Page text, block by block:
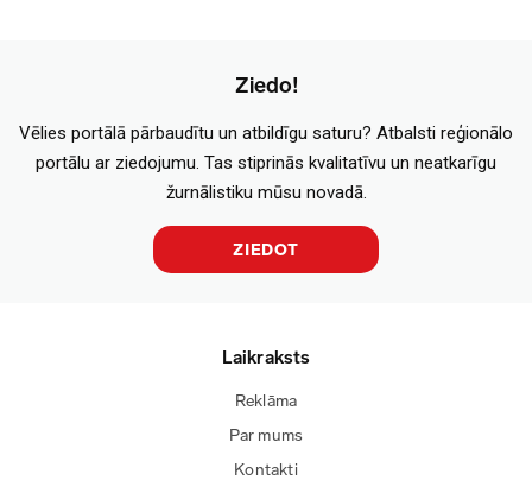
Ziedo!
Vēlies portālā pārbaudītu un atbildīgu saturu? Atbalsti reģionālo
portālu ar ziedojumu. Tas stiprinās kvalitatīvu un neatkarīgu
žurnālistiku mūsu novadā.
ZIEDOT
Laikraksts
Reklāma
Par mums
Kontakti